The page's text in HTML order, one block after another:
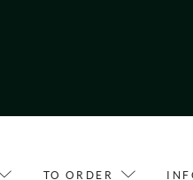
TO ORDER